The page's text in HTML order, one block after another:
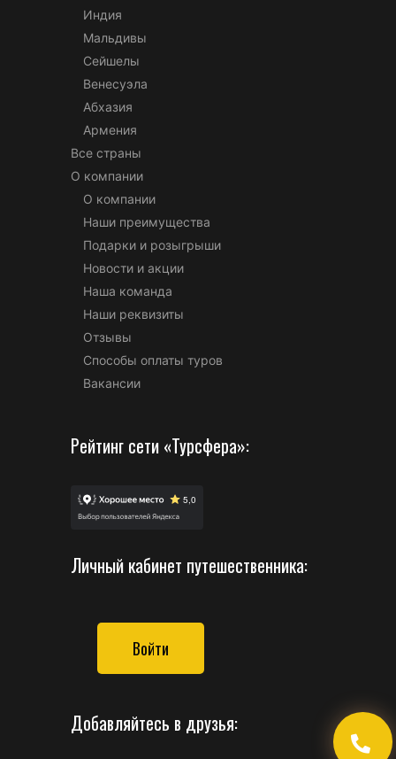
Индия
Мальдивы
Сейшелы
Венесуэла
Абхазия
Армения
Все страны
О компании
О компании
Наши преимущества
Подарки и розыгрыши
Новости и акции
Наша команда
Наши реквизиты
Отзывы
Способы оплаты туров
Вакансии
Рейтинг сети «Турсфера»:
Личный кабинет путешественника:
Войти
Добавляйтесь в друзья: